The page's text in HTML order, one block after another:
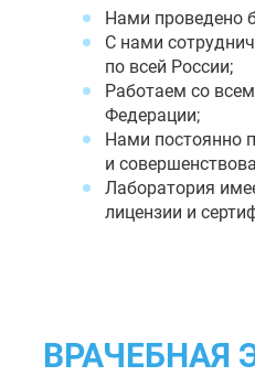
Нами проведено
С нами
по всей России;
Работаем со
Федерации;
Нами постоянно
и
Лаборатория
лицензии и
ВРАЧЕБНАЯ